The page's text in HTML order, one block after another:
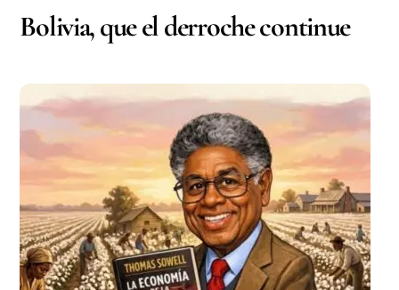
Bolivia, que el derroche continue